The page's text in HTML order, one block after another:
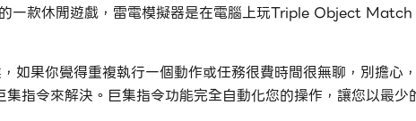
款休閒遊戲，雷電模擬器是在電腦上玩Triple Object Match
果你覺得重複執行一個動作或任務很費時間很無聊，別擔心
指令來解決。巨集指令功能完全自動化您的操作，讓您以最